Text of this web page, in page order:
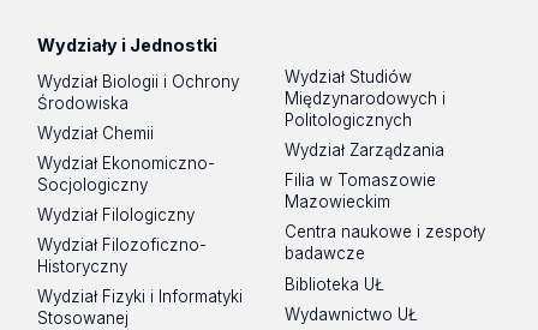
Wydziały i Jednostki
Wydział Biologii i Ochrony
Środowiska
Wydział Chemii
Wydział Ekonomiczno-
Socjologiczny
Wydział Filologiczny
Wydział Filozoficzno-
Historyczny
Wydział Fizyki i Informatyki
Stosowanej
Wydział Studiów
Międzynarodowych i
Politologicznych
Wydział Zarządzania
Filia w Tomaszowie
Mazowieckim
Centra naukowe i zespoły
badawcze
Biblioteka UŁ
Wydawnictwo UŁ